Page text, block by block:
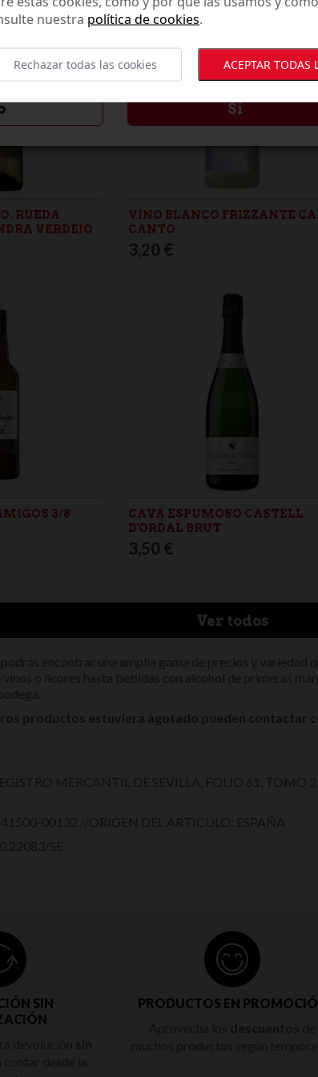
legal para consumir alcohol según
Sí
RUEDA
VERDEJO
VINO BLANCO FRIZZANTE
CANTO
3,20 €
3/8
CAVA ESPUMOSO CASTELL
D'ORDAL BRUT
3,50 €
Ver todos
SIN
PRODUCTOS EN
nuestra política de cookies.
Rechazar todas las cookies ACEPTAR TODAS